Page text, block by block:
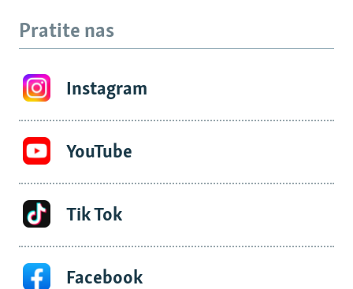
Pratite nas
Instagram
YouTube
Tik Tok
Facebook